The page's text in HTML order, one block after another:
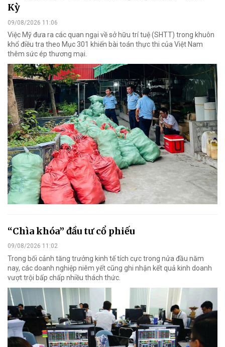
Kỳ
09/08/2026 11:06
Việc Mỹ đưa ra các quan ngại về sở hữu trí tuệ (SHTT) trong khuôn
khổ điều tra theo Mục 301 khiến bài toán thực thi của Việt Nam
thêm sức ép thương mại.
“Chìa khóa” đầu tư cổ phiếu
09/08/2026 11:02
Trong bối cảnh tăng trưởng kinh tế tích cực trong nửa đầu năm
nay, các doanh nghiệp niêm yết cũng ghi nhận kết quả kinh doanh
vượt trội bấp chấp nhiều thách thức.